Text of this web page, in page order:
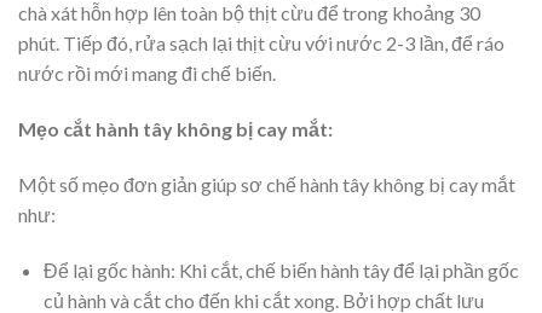
chà xát hỗn hợp lên toàn bộ thịt cừu để trong khoảng 30
phút. Tiếp đó, rửa sạch lại thịt cừu với nước 2-3 lần, để ráo
nước rồi mới mang đi chế biến.
Mẹo cắt hành tây không bị cay mắt:
Một số mẹo đơn giản giúp sơ chế hành tây không bị cay mắt
như:
Để lại gốc hành: Khi cắt, chế biến hành tây để lại phần gốc
củ hành và cắt cho đến khi cắt xong. Bởi hợp chất lưu